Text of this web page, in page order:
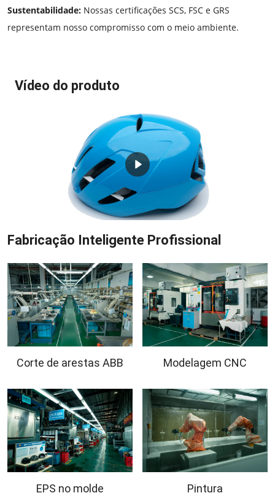
Sustentabilidade: Nossas certificações SCS, FSC e GRS
representam nosso compromisso com o meio ambiente.
Vídeo do produto
Fabricação Inteligente Profissional
Corte de arestas ABB Modelagem CNC
EPS no molde Pintura